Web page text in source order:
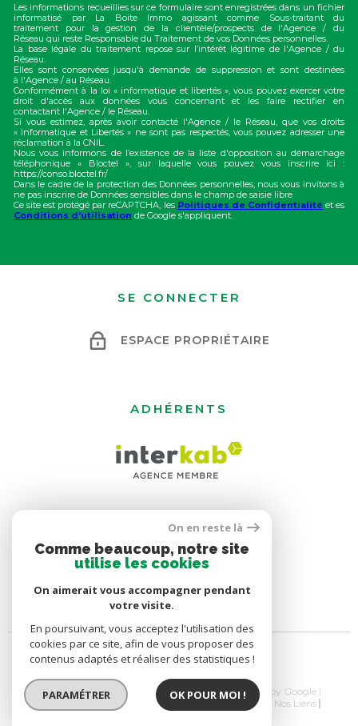
Les informations recueillies sur ce formulaire sont enregistrées dans un fichier
informatisé par La Boite Immo agissant comme Sous-traitant du
traitement pour la gestion de la clientèle/prospects de l'Agence / du
Réseau qui reste Responsable du Traitement de vos Données personnelles.
La base légale du traitement repose sur l’intérêt légitime de l'Agence / du
Réseau.
Elles sont conservées jusqu'à demande de suppression et sont destinées
à l'Agence / au Réseau.
Conformément à la loi « informatique et libertés », vous pouvez exercer votre
droit d'accès aux données vous concernant et les faire rectifier en
contactant l'Agence / le Réseau.
Si vous estimez, après avoir contacté l'Agence / le Réseau, que vos droits
« Informatique et Libertés » ne sont pas respectés, vous pouvez adresser une
réclamation à la CNIL.
Nous vous informons de l’existence de la liste d'opposition au démarchage
téléphonique « Bloctel », sur laquelle vous pouvez vous inscrire ici :
https://conso.bloctel.fr/
Dans le cadre de la protection des Données personnelles, nous vous invitons à
ne pas inscrire de Données sensibles dans le champ de saisie libre
Ce site est protégé par reCAPTCHA, les Politiques de Confidentialité et es
Conditions d'utilisation de Google s'appliquent.
SE CONNECTER
ESPACE PROPRIÉTAIRE
ADHÉRENTS
© 2026 | Tous droits réservés | Traduction powered by Google |
Plan Du Site Mentions Légales
Nos Liens
On en reste là
Comme beaucoup, notre site
utilise les cookies
On aimerait vous accompagner pendant
votre visite.
En poursuivant, vous acceptez l'utilisation des
cookies par ce site, afin de vous proposer des
contenus adaptés et réaliser des statistiques !
PARAMÉTRER OK POUR MOI !